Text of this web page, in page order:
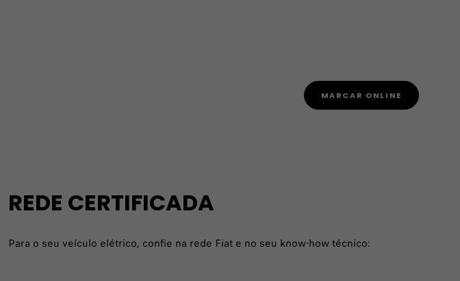
MARCAR ONLINE
REDE CERTIFICADA
Para o seu veículo elétrico, confie na rede Fiat e no seu know-how técnico: